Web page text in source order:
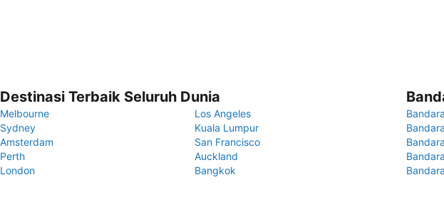
Destinasi Terbaik Seluruh Dunia
Melbourne
Los Angeles
Sydney
Kuala Lumpur
Amsterdam
San Francisco
Perth
Auckland
London
Bangkok